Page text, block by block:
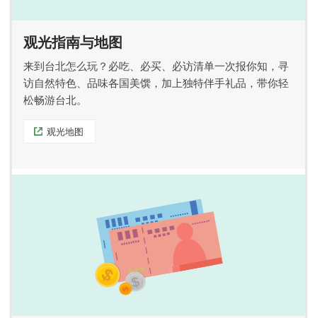
观光指南与地图
来到台北怎么玩？必吃、必买、必访清单一次报你知，寻
访自然特色、品味各国美馔，加上独特伴手礼品，带你轻
松畅游台北。
观光地图